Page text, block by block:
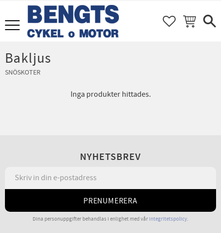
Meny FAVORITER
KUNDVAGN
Bakljus
SNÖSKOTER
Inga produkter hittades.
NYHETSBREV
PRENUMERERA
Dina personuppgifter behandlas i enlighet med vår integritetspolicy.